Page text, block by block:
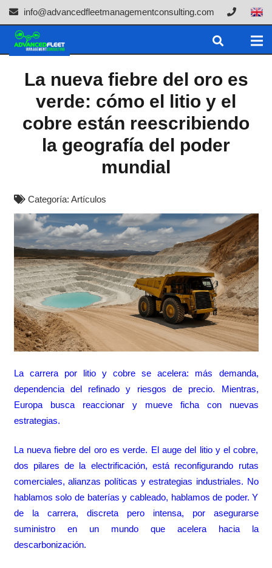
info@advancedfleetmanagementconsulting.com
La nueva fiebre del oro es
verde: cómo el litio y el
cobre están reescribiendo
la geografía del poder
mundial
Categoría: Artículos
La carrera por litio y cobre se acelera: más demanda,
dependencia del refinado y riesgos de precio. Mientras,
Europa busca reaccionar y mueve ficha con nuevas
estrategias.
La nueva fiebre del oro es verde. El auge del litio y el cobre,
dos pilares de la electrificación, está reconfigurando rutas
comerciales, alianzas políticas y estrategias industriales. No
hablamos solo de baterías y cableado, hablamos de poder. Y
de la carrera, discreta pero intensa, por asegurarse
suministro en un mundo que acelera hacia la
descarbonización.